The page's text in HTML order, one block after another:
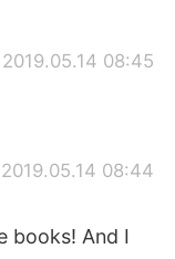
2019.05.14 08:45
2019.05.14 08:44
books! And I